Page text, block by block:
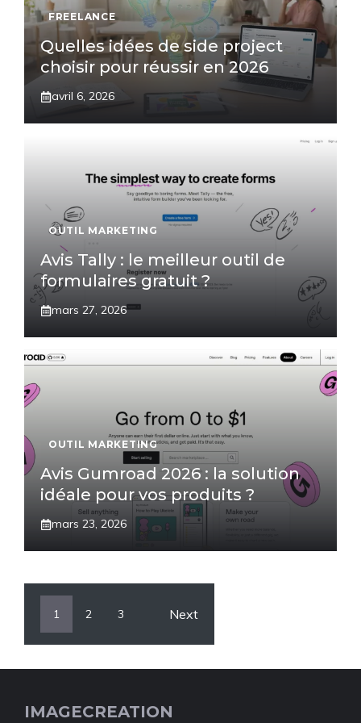
FREELANCE
Quelles idées de side project
choisir pour réussir en 2026
avril 6, 2026
OUTIL MARKETING
Avis Tally : le meilleur outil de
formulaires gratuit ?
mars 27, 2026
OUTIL MARKETING
Avis Gumroad 2026 : la solution
idéale pour vos produits ?
mars 23, 2026
1 2 3 Next
IMAGECREATION